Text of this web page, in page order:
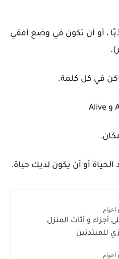
، أو أن تكون في وضع أفقي
في كل كلمة.
وAlive
أو أن يكون لديك حياة.
اعوام
أجزاء و أثاث المنزل
للمبتدئين
اعوام